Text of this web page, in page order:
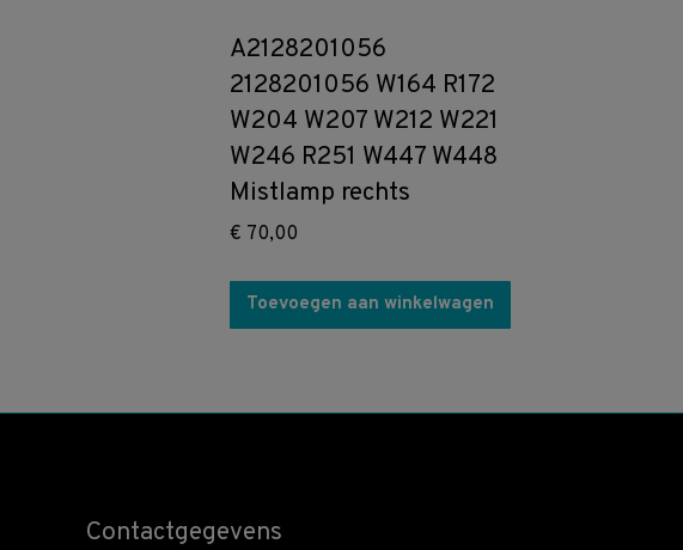
A2128201056
2128201056 W164 R172
W204 W207 W212 W221
W246 R251 W447 W448
Mistlamp rechts
€ 70,00
Toevoegen aan winkelwagen
Contactgegevens